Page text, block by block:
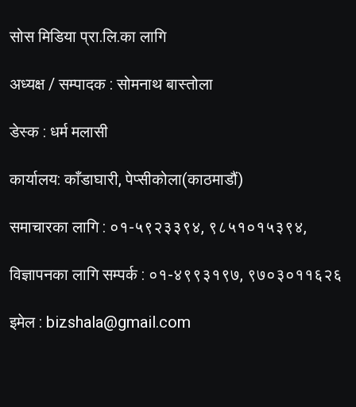
सोस मिडिया प्रा.लि.का लागि
अध्यक्ष / सम्पादक : सोमनाथ बास्तोला
डेस्क : धर्म मलासी
कार्यालय: काँडाघारी, पेप्सीकोला(काठमाडौं)
समाचारका लागि : ०१-५९२३३९४, ९८५१०१५३९४,
विज्ञापनका लागि सम्पर्क : ०१-४९९३१९७, ९७०३०११६२६
इमेल : bizshala@gmail.com